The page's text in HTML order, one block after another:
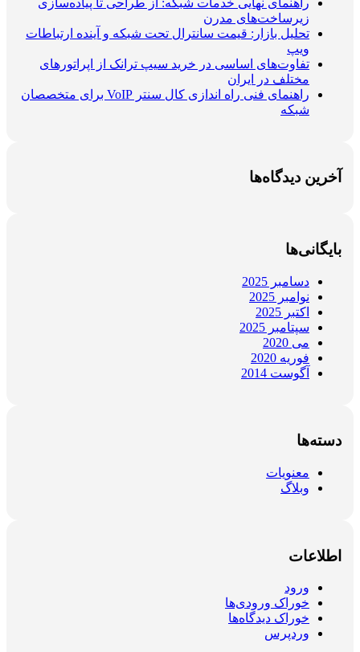
زیرساخت‌های مدرن
تحلیل بازار: قیمت سانترال تحت شبکه و آینده ارتباطات
ویپ
تفاوت‌های اساسی در خرید سیپ ترانک از اپراتورهای
مختلف در ایران
راهنمای فنی راه اندازی کال سنتر VoIP برای متخصصان
شبکه
آخرین دیدگاه‌ها
بایگانی‌ها
دسامبر 2025
نوامبر 2025
اکتبر 2025
سپتامبر 2025
می 2020
فوریه 2020
آگوست 2014
دسته‌ها
معنویات
وبلاگ
اطلاعات
ورود
خوراک ورودی‌ها
خوراک دیدگاه‌ها
وردپرس